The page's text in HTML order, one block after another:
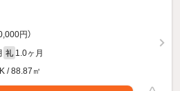
円）
礼 1.0ヶ月
/ 88.87㎡